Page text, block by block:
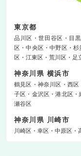
東京都
品川区 世田谷区 目
区
中央区 中野区 杉
区
江東区 荒川区 足
神奈川県 横浜市
鶴見区 神奈川区 西区
子区
金沢区 港北区
瀬谷区
神奈川県 川崎市
川崎区 幸区 中原区